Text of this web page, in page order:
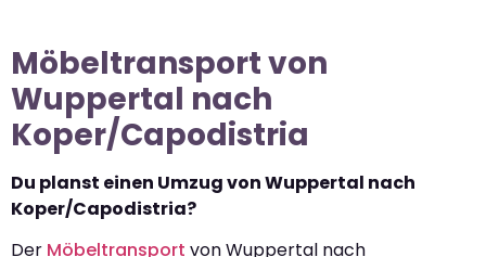
Möbeltransport von
Wuppertal nach
Koper/Capodistria
Du planst einen Umzug von Wuppertal nach
Koper/Capodistria?
Der Möbeltransport von Wuppertal nach